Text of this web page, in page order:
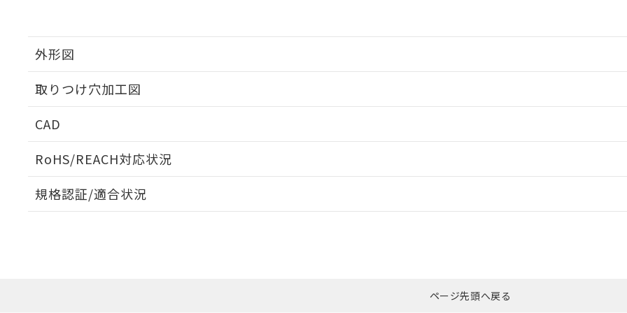
外形図
取りつけ穴加工図
CAD
RoHS/REACH対応状況
EU RoHS 注意事項・凡例
ダウンロードはこちら
規格認証/適合状況
ページ先頭へ戻る